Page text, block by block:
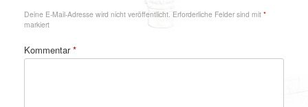
Deine E-Mail-Adresse wird nicht veröffentlicht. Erforderliche Felder sind mit *
markiert
Kommentar*